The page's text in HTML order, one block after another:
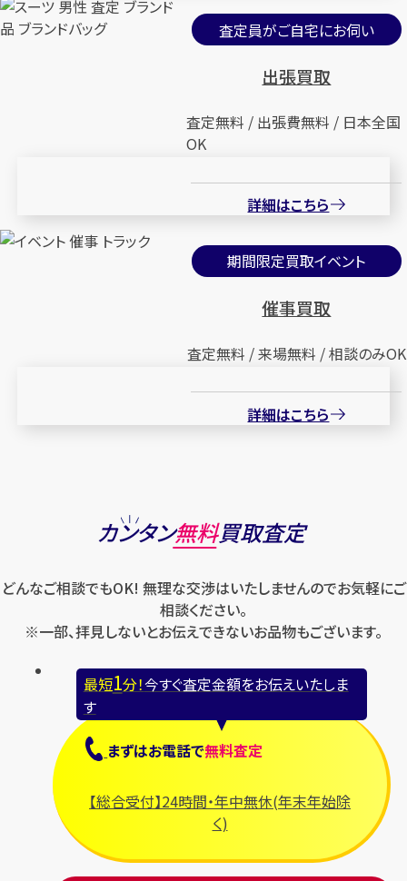
査定員がご自宅にお伺い
出張買取
査定無料 / 出張費無料 / 日本全国
OK
詳細はこちら
期間限定買取イベント
催事買取
査定無料 / 来場無料 / 相談のみOK
詳細はこちら
カンタン無料買取査定
どんなご相談でもOK! 無理な交渉はいたしませんのでお気軽にご
相談ください。
※一部、拝見しないとお伝えできないお品物もございます。
最短1分！今すぐ査定金額をお伝えいたしま
す
まずはお電話で無料査定
【総合受付】24時間・年中無休(年末年始除
く)